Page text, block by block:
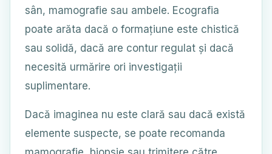
sân, mamografie sau ambele. Ecografia
poate arăta dacă o formațiune este chistică
sau solidă, dacă are contur regulat și dacă
necesită urmărire ori investigații
suplimentare.
Dacă imaginea nu este clară sau dacă există
elemente suspecte, se poate recomanda